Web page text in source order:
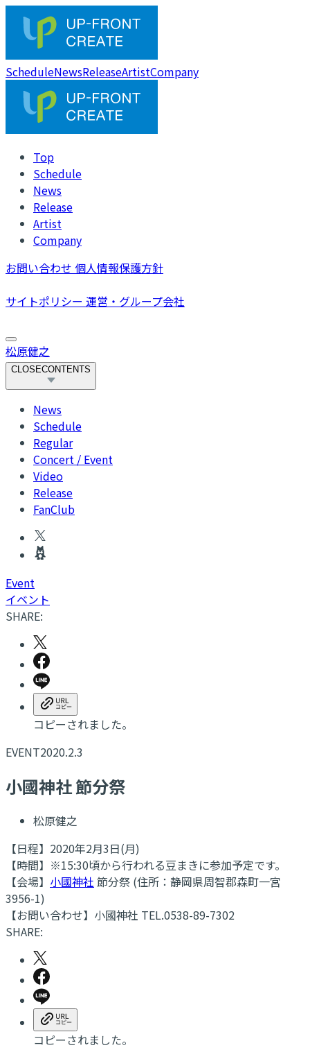
ScheduleNewsReleaseArtistCompany
Top
Schedule
News
Release
Artist
Company
お問い合わせ 個人情報保護方針
サイトポリシー 運営・グループ会社
松原健之
CLOSECONTENTS
News
Schedule
Regular
Concert / Event
Video
Release
FanClub
Event
イベント
SHARE:
コピーされました。
EVENT2020.2.3
小國神社 節分祭
松原健之
【日程】2020年2月3日(月)
【時間】※15:30頃から行われる豆まきに参加予定です。
【会場】 小國神社 節分祭 (住所：静岡県周智郡森町一宮
3956-1)
【お問い合わせ】小國神社 TEL.0538-89-7302
SHARE:
コピーされました。